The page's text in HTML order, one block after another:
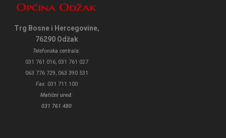
Trg Bosne i Hercegovine,
76290 Odžak
Telefonska centrala:
031 761 016, 031 761 027
063 776 729, 063 390 531
Fax: 031 711 100
Matični ured:
031 761 480